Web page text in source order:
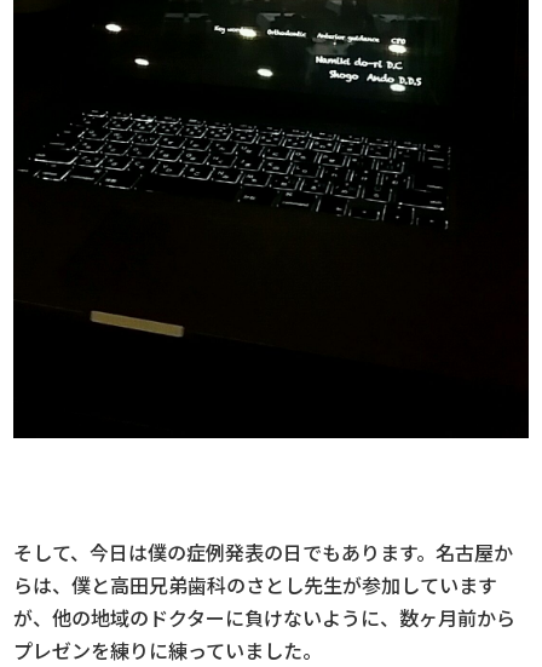
そして、今日は僕の症例発表の日でもあります。名古屋か
らは、僕と高田兄弟歯科のさとし先生が参加しています
が、他の地域のドクターに負けないように、数ヶ月前から
プレゼンを練りに練っていました。